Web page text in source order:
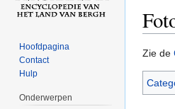
Zie de
Hoofdpagina
Contact
Hulp
Onderwerpen